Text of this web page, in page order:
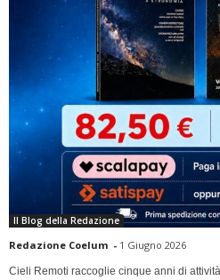
Il Blog della Redazione
Redazione Coelum - 1 Giugno 2026
Cieli Remoti raccoglie cinque anni di